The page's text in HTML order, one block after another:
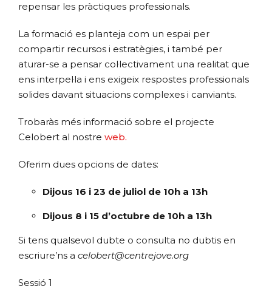
repensar les pràctiques professionals.
La formació es planteja com un espai per
compartir recursos i estratègies, i també per
aturar-se a pensar col·lectivament una realitat que
ens interpel·la i ens exigeix respostes professionals
solides davant situacions complexes i canviants.
Trobaràs més informació sobre el projecte
Celobert al nostre web.
Oferim dues opcions de dates:
Dijous 16 i 23 de juliol de 10h a 13h
Dijous 8 i 15 d’octubre de 10h a 13h
Si tens qualsevol dubte o consulta no dubtis en
escriure’ns a celobert@centrejove.org
Sessió 1